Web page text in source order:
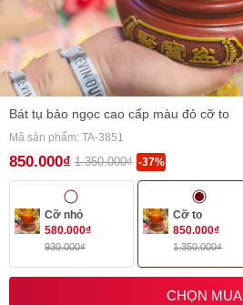
Bát tụ bảo ngọc cao cấp màu đỏ cỡ to
Mã sản phẩm: TA-3851
850.000₫ 1.350.000₫ -37%
Cỡ nhỏ
580.000₫
930.000₫
Cỡ to
850.000₫
1.350.000₫
CHỌN MUA